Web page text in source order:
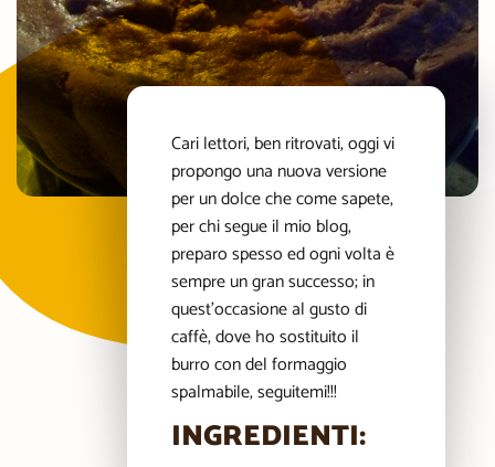
Cari lettori, ben ritrovati, oggi vi
propongo una nuova versione
per un dolce che come sapete,
per chi segue il mio blog,
preparo spesso ed ogni volta è
sempre un gran successo; in
quest’occasione al gusto di
caffè, dove ho sostituito il
burro con del formaggio
spalmabile, seguitemi!!!
INGREDIENTI: